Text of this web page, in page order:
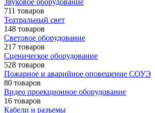
711 товаров
Театральный свет
148 товаров
Световое оборудование
217 товаров
Сценическое оборудование
528 товаров
Пожарное и аварийное оповещение СОУЭ
80 товаров
Видео проекционное оборудование
16 товаров
Кабели и разъемы